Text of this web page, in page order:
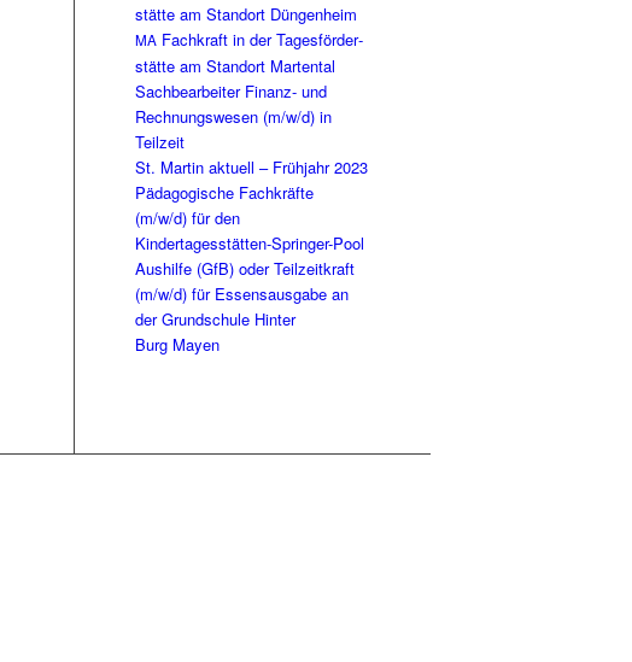
stät­te am Stand­ort Düngenheim
MA Fach­kraft in der Tages­för­der­
stät­te am Stand­ort Martental
Sach­be­ar­bei­ter Finanz- und
Rech­nungs­we­sen (m/w/d) in
Teilzeit
St. Mar­tin aktu­ell – Früh­jahr 2023
Päd­ago­gi­sche Fach­kräf­te
(m/w/d) für den
Kindertagesstätten-Springer-Pool
Aus­hil­fe (GfB) oder Teil­zeit­kraft
(m/w/d) für Essens­aus­ga­be an
der Grund­schu­le Hin­ter
Burg Mayen